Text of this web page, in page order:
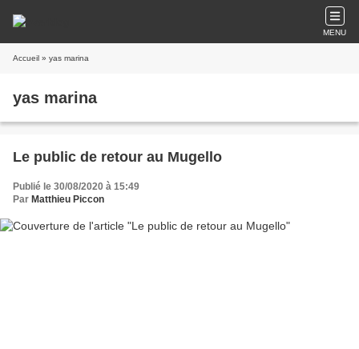
MENU
Accueil » yas marina
yas marina
Le public de retour au Mugello
Publié le 30/08/2020 à 15:49
Par Matthieu Piccon